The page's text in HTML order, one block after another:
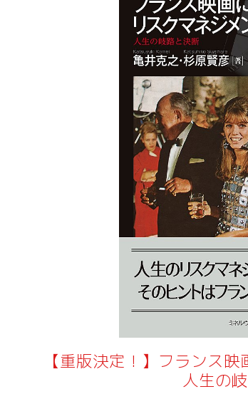
【重版決定！】フランス
人生の